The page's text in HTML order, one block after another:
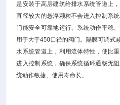
是安装于高层建筑给排水系统管道上
直径较大的悬浮颗粒不会进入控制系
门能安全可靠地运行。系统动作平稳
用于大于450口径的阀门。隔膜可调式
水系统管道上，利用流体特性，使比
进入控制系统，确保系统循环通畅无
统动作敏捷、使用寿命长。